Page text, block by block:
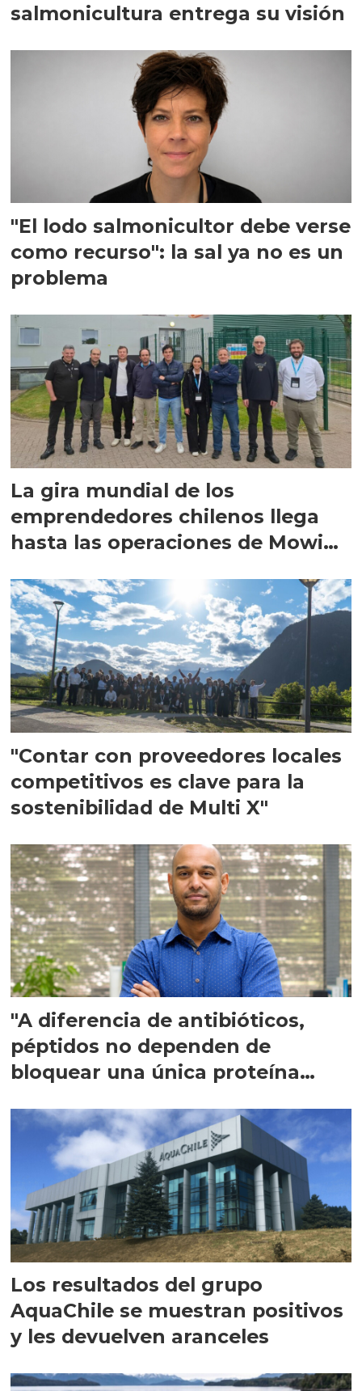
salmonicultura entrega su visión
"El lodo salmonicultor debe verse
como recurso": la sal ya no es un
problema
La gira mundial de los
emprendedores chilenos llega
hasta las operaciones de Mowi
"Contar con proveedores locales
competitivos es clave para la
sostenibilidad de Multi X"
"A diferencia de antibióticos,
péptidos no dependen de
bloquear una única proteína
Los resultados del grupo
AquaChile se muestran positivos
y les devuelven aranceles